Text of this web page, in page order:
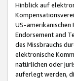
Hinblick auf
US-amerikanischen
Endorsement and
des Missbrauchs
elektronische
natürlichen oder
auferlegt werden,